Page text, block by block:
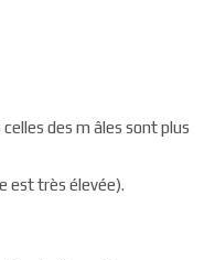
des m âles sont plus
est très élevée).